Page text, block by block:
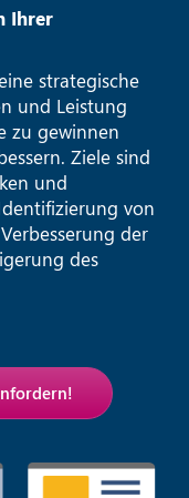
Ihrer
strategische
und Leistung
zu gewinnen
Ziele sind
und
von
der
des